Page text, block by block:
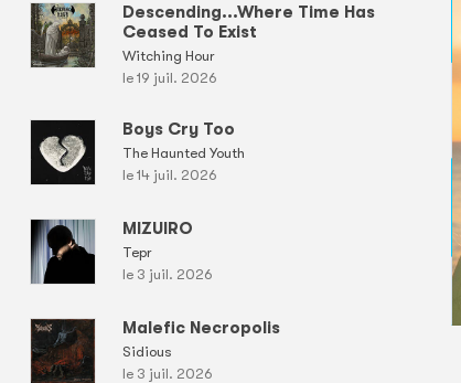
Descending...Where Time Has
Ceased To Exist
Witching Hour
le 19 juil. 2026
Boys Cry Too
The Haunted Youth
le 14 juil. 2026
MIZUIRO
Tepr
le 3 juil. 2026
Malefic Necropolis
Sidious
le 3 juil. 2026